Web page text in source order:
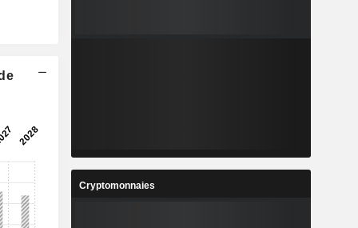
Cryptomonnaies